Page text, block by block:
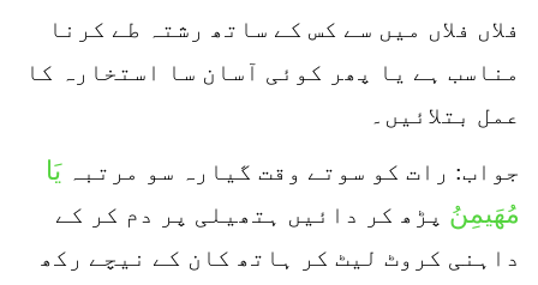
فلاں فلاں میں سے کس کے ساتھ رشتہ طے کرنا
مناسب ہے یا پھر کوئی آسان سا استخارہ کا
عمل بتلائیں۔
جواب: رات کو سوتے وقت گیارہ سو مرتبہیَا
مُھَیمِنُ پڑھ کر دائیں ہتھیلی پر دم کر کے
داہنی کروٹ لیٹ کر ہاتھ کان کے نیچے رکھ